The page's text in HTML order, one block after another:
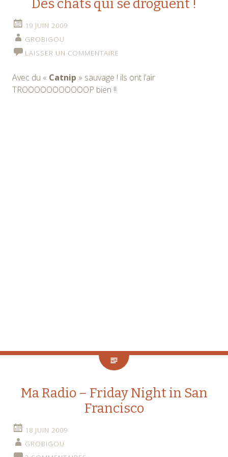
Des chats qui se droguent !
19 JUIN 2009
GROBIGOU
LAISSER UN COMMENTAIRE
Avec du « Catnip » sauvage ! ils ont l’air
TROOOOOOOOOOOP bien !!
Ma Radio – Friday Night in San
Francisco
18 JUIN 2009
GROBIGOU